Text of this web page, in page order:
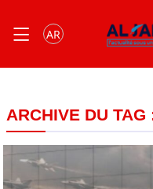
AR
ARCHIVE DU